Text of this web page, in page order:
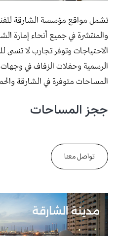
تشمل مواقع مؤسسة الشارقة
والمنتشرة في جميع أنحاء إمارة
الاحتياجات وتوفر تجارب لا تنسى
الرسمية وحفلات الزفاف في
المساحات متوفرة في الشارقة
ججز المساحات
تواصل معنا